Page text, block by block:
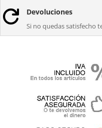
 Devoluciones
Si no quedas satisfecho